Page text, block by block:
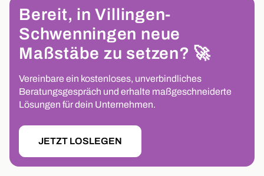
Bereit, in Villingen-
Schwenningen neue
Maßstäbe zu setzen? 🚀
Vereinbare ein kostenloses, unverbindliches
Beratungsgespräch und erhalte maßgeschneiderte
Lösungen für dein Unternehmen.
JETZT LOSLEGEN